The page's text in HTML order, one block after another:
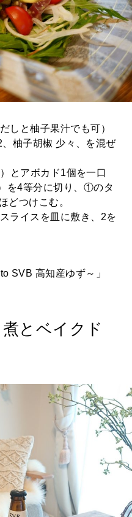
しと柚子果汁でも可）
柚子胡椒 少々、を混ぜ
とアボカド1個を一口
を4等分に切り、①のタ
どつけこむ。
ライスを皿に敷き、2を
SVB 高知産ゆず～」
煮とベイクド